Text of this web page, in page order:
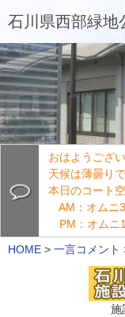
石川県西部緑地
おはようござ
天候は薄曇り
本日のコート
AM：オムニ
PM：オムニ
HOME > 一言コメント
施